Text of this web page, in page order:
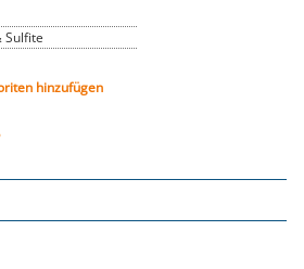
Sulfite
hinzufügen